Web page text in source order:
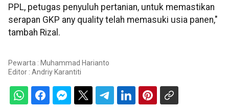
PPL, petugas penyuluh pertanian, untuk memastikan
serapan GKP any quality telah memasuki usia panen,"
tambah Rizal.
Pewarta : Muhammad Harianto
Editor : Andriy Karantiti